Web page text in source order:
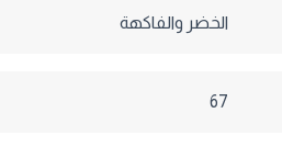
الخضر والفاكهة
67